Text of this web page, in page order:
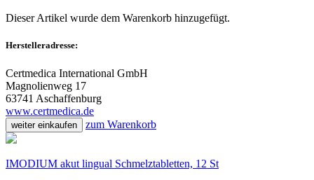
Dieser Artikel wurde dem Warenkorb hinzugefügt.
Herstelleradresse:
Certmedica International GmbH
Magnolienweg 17
63741 Aschaffenburg
www.certmedica.de
weiter einkaufen zum Warenkorb
IMODIUM akut lingual Schmelztabletten, 12 St